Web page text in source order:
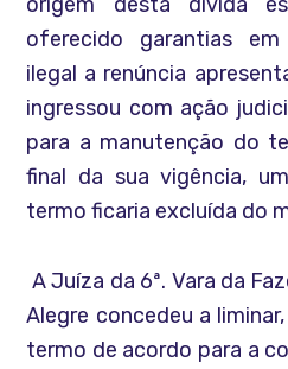
oferecido garantias
ilegal a renúncia
ingressou com ação
para a manutenção do
final da sua vigência,
termo ficaria excluída do
A Juíza da 6ª. Vara da
Alegre concedeu a
termo de acordo para a